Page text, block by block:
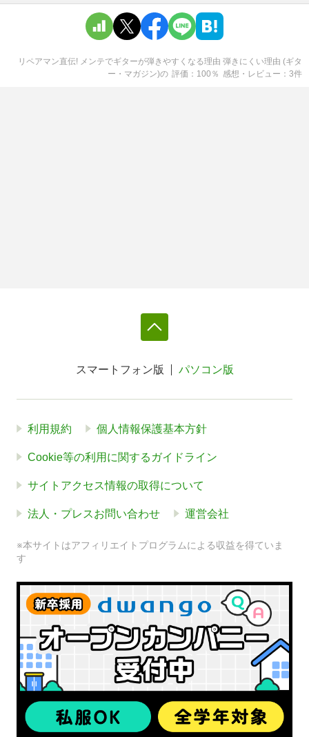
リペアマン直伝! メンテでギターが弾きやすくなる理由 弾きにくい理由 (ギタ
ー・マガジン)の 評価 100 ％ 感想・レビュー 3件
スマートフォン版 パソコン版
利用規約 個人情報保護基本方針
Cookie等の利用に関するガイドライン
サイトアクセス情報の取得について
法人・プレスお問い合わせ 運営会社
※本サイトはアフィリエイトプログラムによる収益を得ていま
す